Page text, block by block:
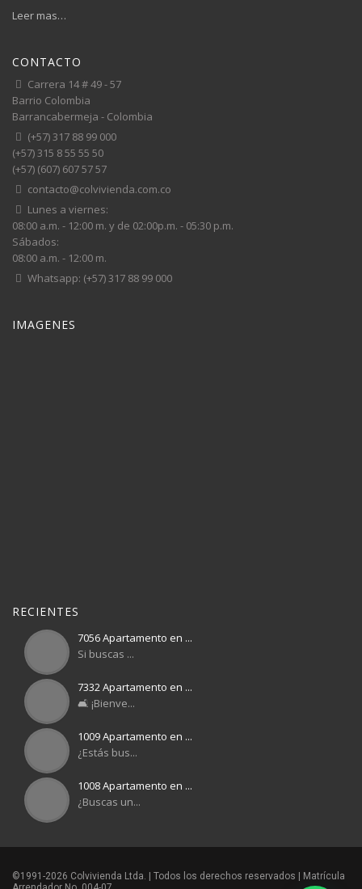
Leer mas…
CONTACTO
Carrera 14 # 49 - 57
Barrio Colombia
Barrancabermeja - Colombia
(+57) 317 88 99 000
(+57) 315 8 55 55 50
(+57) (607) 607 57 57
contacto@colvivienda.com.co
Lunes a viernes:
08:00 a.m. - 12:00 m. y de 02:00p.m. - 05:30 p.m.
Sábados:
08:00 a.m. - 12:00 m.
Whatsapp: (+57) 317 88 99 000
IMAGENES
RECIENTES
7056 Apartamento en ...
Si buscas ...
7332 Apartamento en ...
🛋️ ¡Bienve...
1009 Apartamento en ...
¿Estás bus...
1008 Apartamento en ...
¿Buscas un...
©1991-2026 Colvivienda Ltda. | Todos los derechos reservados | Matrícula